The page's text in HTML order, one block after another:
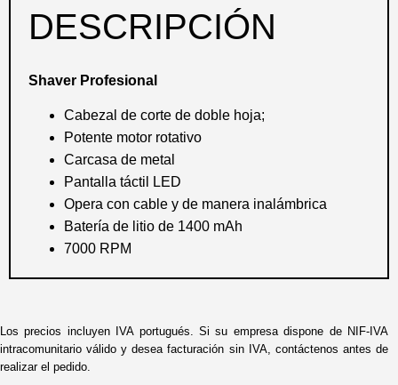
DESCRIPCIÓN
Shaver Profesional
Cabezal de corte de doble hoja;
Potente motor rotativo
Carcasa de metal
Pantalla táctil LED
Opera con cable y de manera inalámbrica
Batería de litio de 1400 mAh
7000 RPM
Los precios incluyen IVA portugués. Si su empresa dispone de NIF-IVA
intracomunitario válido y desea facturación sin IVA, contáctenos antes de
realizar el pedido.